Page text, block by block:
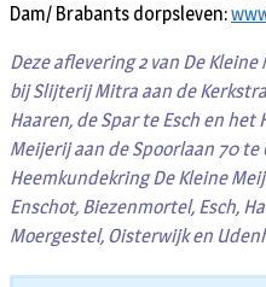
Dam/ Brabants dorpsleven:
Deze aflevering 2 van De
bij Slijterij Mitra aan de
Haaren, de Spar te Esch en
Meijerij aan de Spoorlaan 70 te
Heemkundekring De Kleine
Enschot, Biezenmortel, Esch,
Moergestel, Oisterwijk en